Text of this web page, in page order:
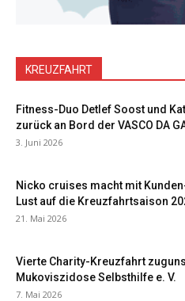
KREUZFAHRT
Fitness-Duo Detlef Soost und
zurück an Bord der VASCO DA
3. Juni 2026
Nicko cruises macht mit
Lust auf die Kreuzfahrtsaison
21. Mai 2026
Vierte Charity-Kreuzfahrt
Mukoviszidose Selbsthilfe e. V.
7. Mai 2026